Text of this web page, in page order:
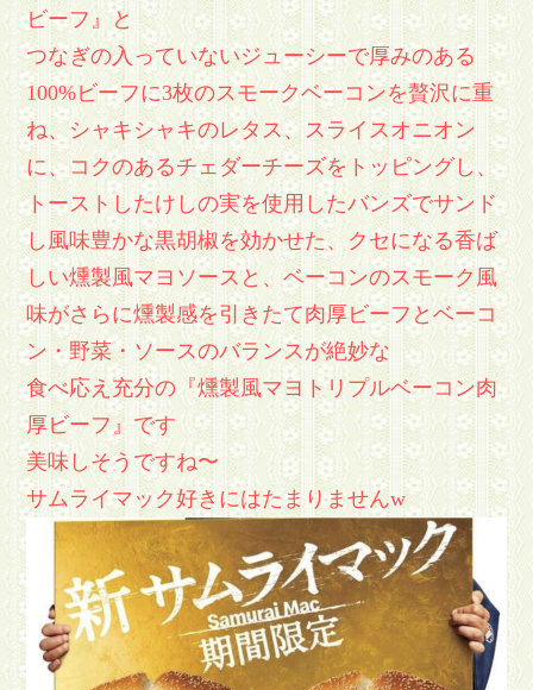
ビーフ』と
つなぎの入っていないジューシーで厚みのある
100%ビーフに3枚のスモークベーコンを贅沢に重
ね、シャキシャキのレタス、スライスオニオン
に、コクのあるチェダーチーズをトッピングし、
トーストしたけしの実を使用したバンズでサンド
し風味豊かな黒胡椒を効かせた、クセになる香ば
しい燻製風マヨソースと、ベーコンのスモーク風
味がさらに燻製感を引きたて肉厚ビーフとベーコ
ン・野菜・ソースのバランスが絶妙な
食べ応え充分の『燻製風マヨトリプルベーコン肉
厚ビーフ』です
美味しそうですね〜
サムライマック好きにはたまりませんw